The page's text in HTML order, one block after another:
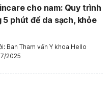
cho nam: Quy trình
phút để da sạch, khỏe
Ban Tham vấn Y khoa Hello
2025